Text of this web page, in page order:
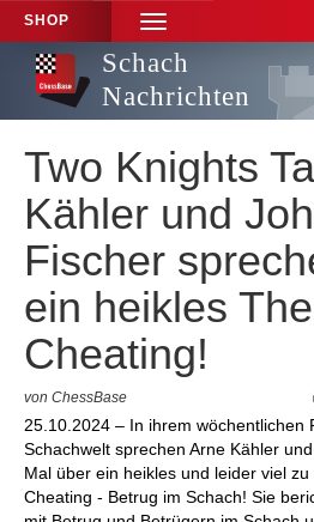
SHOP
TOGGLE
NAVIGATION
Schach
Nachrichten
Two Knights
Kähler und
Fischer
ein heikles
Cheating!
von ChessBase
25.10.2024 – In ihrem wöchentlichen
Schachwelt sprechen Arne Kähler
Mal über ein heikles und leider viel
Cheating - Betrug im Schach! Sie